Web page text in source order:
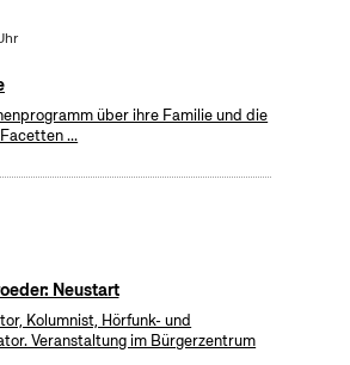
über ihre Familie und die
...
Neustart
Kolumnist, Hörfunk- und
Veranstaltung im Bürgerzentrum